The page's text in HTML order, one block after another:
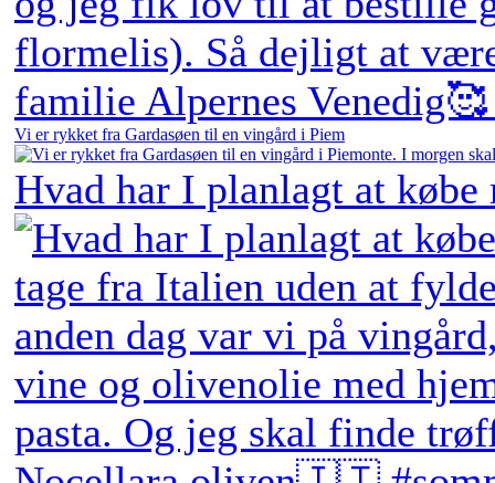
Vi er rykket fra Gardasøen til en vingård i Piem
Hvad har I planlagt at